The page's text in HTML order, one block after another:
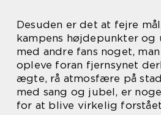
Desuden er det at fejre
kampens højdepunkter og
med andre fans noget,
opleve foran fjernsynet
ægte, rå atmosfære på
med sang og jubel, er
for at blive virkelig